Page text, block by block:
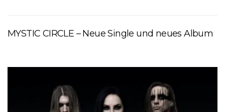
MYSTIC CIRCLE – Neue Single und neues Album